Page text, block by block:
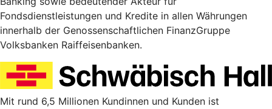
Fondsdienstleistungen und Kredite in allen Währungen
innerhalb der Genossenschaftlichen FinanzGruppe
Volksbanken Raiffeisenbanken.
Mit rund 6,5 Millionen Kundinnen und Kunden ist